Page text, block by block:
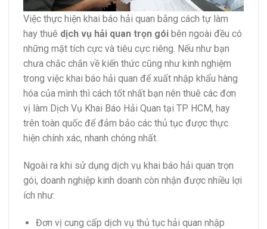
Việc thực hiện khai báo hải quan bằng cách tự làm
hay thuê dịch vụ hải quan trọn gói bên ngoài đều có
những mặt tích cực và tiêu cực riêng. Nếu như bạn
chưa chắc chắn về kiến thức cũng như kinh nghiệm
trong việc khai báo hải quan để xuất nhập khẩu hàng
hóa của mình thì cách tốt nhất bạn nên thuê các đơn
vị làm Dịch Vụ Khai Báo Hải Quan tại TP HCM, hay
trên toàn quốc để đảm bảo các thủ tục được thực
hiện chính xác, nhanh chóng nhất.
Ngoài ra khi sử dụng dịch vụ khai báo hải quan trọn
gói, doanh nghiệp kinh doanh còn nhận được nhiều lợi
ích như:
Đơn vị cung cấp dịch vụ thủ tục hải quan nhập